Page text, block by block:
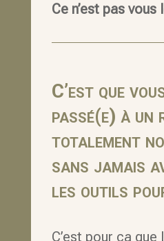
Ce n’est pas
C’est que
passé(e) à un
totalement
sans jamais
les outils
C’est pour ça que